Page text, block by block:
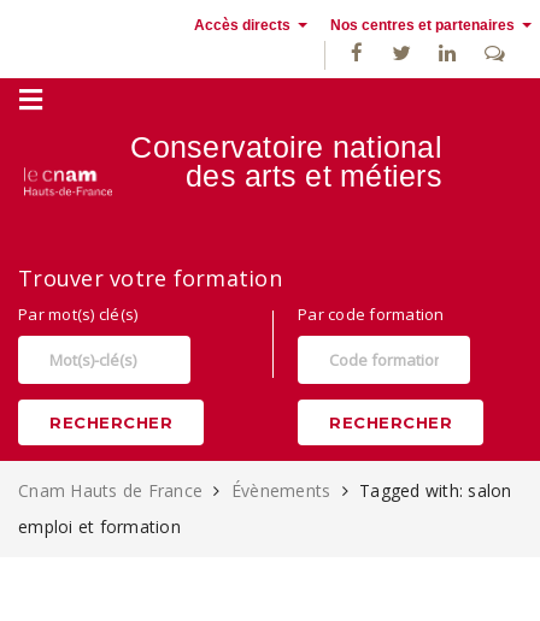
Accès directs Nos centres et partenaires
France
Conservatoire national
des arts et métiers
Trouver votre formation
Par mot(s) clé(s)
RECHERCHER
Par code formation
RECHERCHER
Cnam Hauts de France Évènements
Tagged with: salon
emploi et formation